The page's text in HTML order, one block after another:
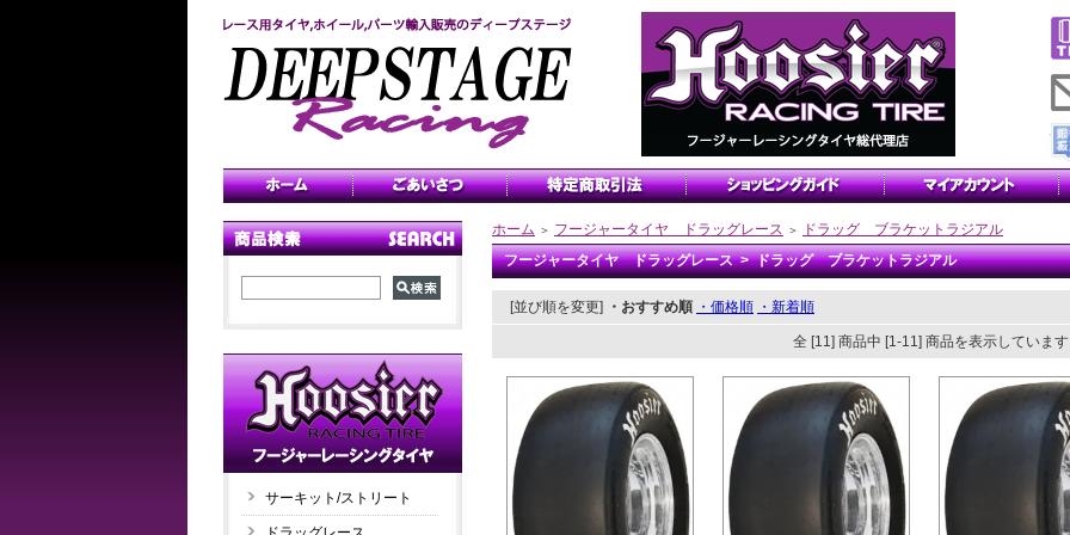
サーキット/ストリート
ホーム ＞ フージャータイヤ ドラッグレース ＞
ドラッグ ブラケットラジアル
フージャータイヤ ドラッグレース > ドラッグ ブラケットラジアル
[並び順を変更] ・おすすめ順 ・価格順 ・新着順
全 [11] 商品中 [1-11] 商品を表示していま